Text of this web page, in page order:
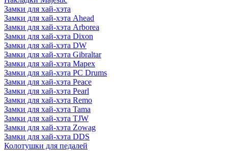
Замки для хай-хэта
Замки для хай-хэта Ahead
Замки для хай-хэта Arborea
Замки для хай-хэта Dixon
Замки для хай-хэта DW
Замки для хай-хэта Gibraltar
Замки для хай-хэта Mapex
Замки для хай-хэта PC Drums
Замки для хай-хэта Peace
Замки для хай-хэта Pearl
Замки для хай-хэта Remo
Замки для хай-хэта Tama
Замки для хай-хэта TJW
Замки для хай-хэта Zowag
Замки для хай-хэта DDS
Колотушки для педалей